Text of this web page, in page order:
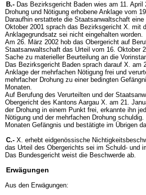
B.- Das Bezirksgericht Baden wies am 11. April
Drohung und Nötigung erhobene Anklage vom
Daraufhin erstattete die Staatsanwaltschaft
Oktober 2001 sprach das Bezirksgericht X. mit
Anklagegrundsatz sei nicht eingehalten worden.
Am 26. März 2002 hob das Obergericht auf
Staatsanwaltschaft das Urteil vom 16. Oktober
Sache zu materieller Beurteilung an die
Das Bezirksgericht Baden sprach darauf X. am
Anklage der mehrfachen Nötigung frei und
mehrfacher Drohung zu einer bedingten
Monaten.
Auf Berufung des Verurteilten und der
Obergericht des Kantons Aargau X. am 21.
der Drohung in einem Punkt frei, erkannte ihn
Nötigung und der mehrfachen Drohung
Monaten Gefängnis und bestätigte im Übrigen
C.- X. erhebt eidgenössische
das Urteil des Obergerichts sei im Schuld- und
Das Bundesgericht weist die Beschwerde ab.
Erwägungen
Aus den Erwägungen: